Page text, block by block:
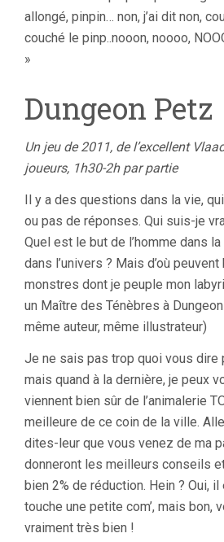
allongé, pinpin… non, j’ai dit non,
couché le pinp..nooon, noooo,
»
Dungeon Petz
Un jeu de 2011, de l’excellent
joueurs, 1h30-2h par partie
Il y a des questions dans la vie, qui
ou pas de réponses. Qui suis-je
Quel est le but de l’homme dans la
dans l’univers ? Mais d’où
monstres dont je peuple mon
un Maître des Ténèbres à
même auteur, même illustrateur)
Je ne sais pas trop quoi vous dire
mais quand à la dernière, je peux
viennent bien sûr de l’animalerie
meilleure de ce coin de la ville.
dites-leur que vous venez de ma
donneront les meilleurs conseils
bien 2% de réduction. Hein ? Oui,
touche une petite com’, mais bon,
vraiment très bien !